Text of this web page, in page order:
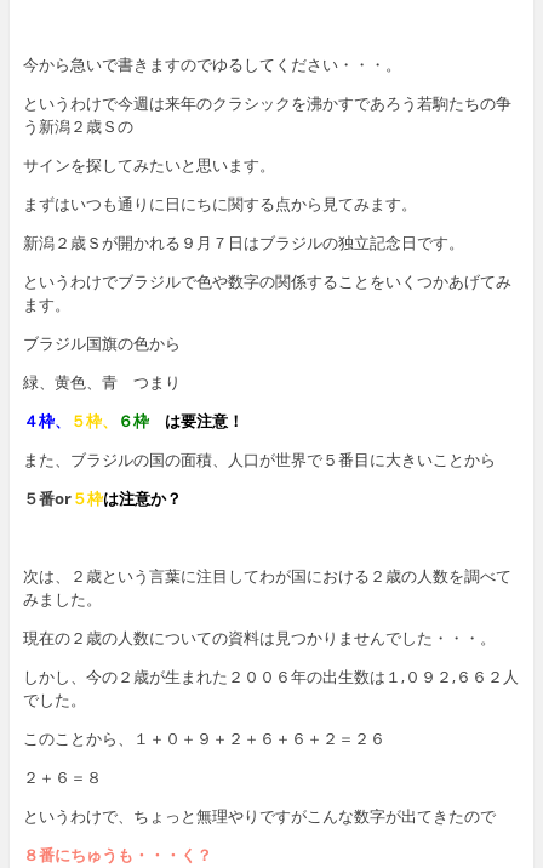
今から急いで書きますのでゆるしてください・・・。
というわけで今週は来年のクラシックを沸かすであろう若駒たちの争
う新潟２歳Ｓの
サインを探してみたいと思います。
まずはいつも通りに日にちに関する点から見てみます。
新潟２歳Ｓが開かれる９月７日はブラジルの独立記念日です。
というわけでブラジルで色や数字の関係することをいくつかあげてみ
ます。
ブラジル国旗の色から
緑、黄色、青 つまり
４枠、
５枠、 ６枠 は要注意！
また、ブラジルの国の面積、人口が世界で５番目に大きいことから
５番or５枠は注意か？
次は、２歳という言葉に注目してわが国における２歳の人数を調べて
みました。
現在の２歳の人数についての資料は見つかりませんでした・・・。
しかし、今の２歳が生まれた２００６年の出生数は１,０９２,６６２人
でした。
このことから、１＋０＋９＋２＋６＋６＋２＝２６
２＋６＝８
というわけで、ちょっと無理やりですがこんな数字が出てきたので
８番にちゅうも・・・く？